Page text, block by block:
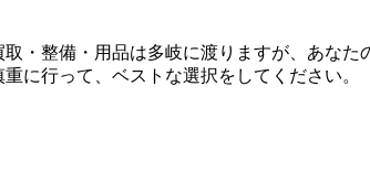
・整備・用品は多岐に渡りますが、あなた
に行って、ベストな選択をしてください。